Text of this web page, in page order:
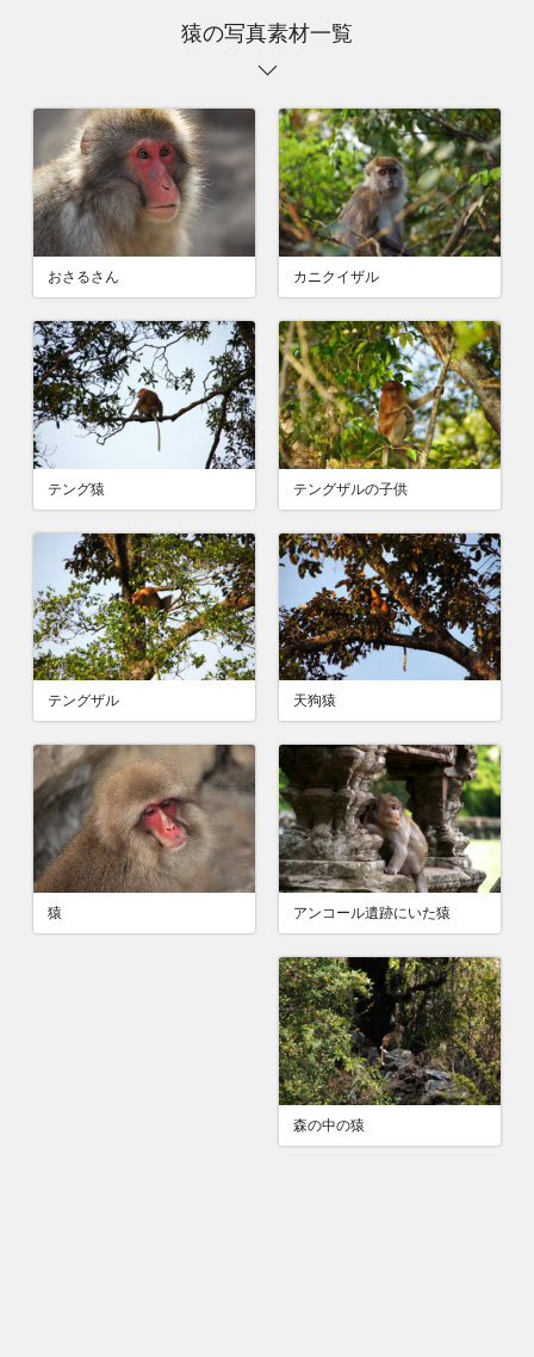
猿の写真素材一覧
おさるさん カニクイザル
テングザルの子供
テング猿
天狗猿
テングザル
アンコール遺跡にいた猿
猿
森の中の猿